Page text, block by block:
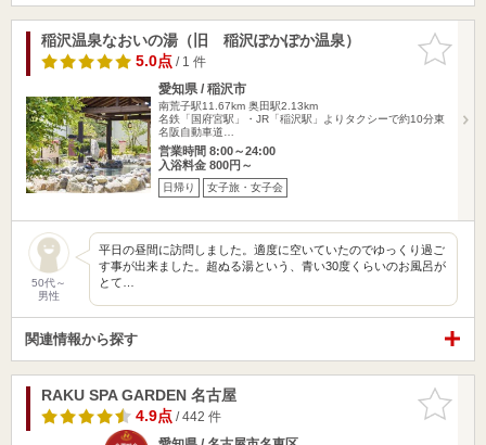
お気に入
りに追加
稲沢温泉なおいの湯（旧 稲沢ぽかぽか温泉）
5.0点/ 1 件
愛知県 / 稲沢市
南荒子駅11.67km 奥田駅2.13km
名鉄「国府宮駅」・JR「稲沢駅」よりタクシーで約10分東
名阪自動車道…
営業時間 8:00～24:00
入浴料金 800円～
日帰り 女子旅・女子会
50代～
男性
平日の昼間に訪問しました。適度に空いていたのでゆっくり過ご
す事が出来ました。超ぬる湯という、青い30度くらいのお風呂が
とて…
関連情報から探す
お気に入
りに追加
RAKU SPA GARDEN 名古屋
4.9点/ 442 件